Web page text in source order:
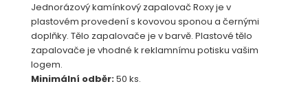
Jednorázový kamínkový zapalovač Roxy je v
plastovém provedení s kovovou sponou a černými
doplňky. Tělo zapalovače je v barvě. Plastové tělo
zapalovače je vhodné k reklamnímu potisku vašim
logem.
Minimální odběr:50 ks.